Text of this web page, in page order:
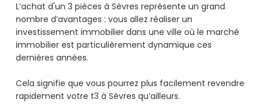
L’achat d'un 3 pièces à Sèvres représente un grand
nombre d’avantages : vous allez réaliser un
investissement immobilier dans une ville où le marché
immobilier est particulièrement dynamique ces
dernières années.
Cela signifie que vous pourrez plus facilement revendre
rapidement votre t3 à Sèvres qu’ailleurs.